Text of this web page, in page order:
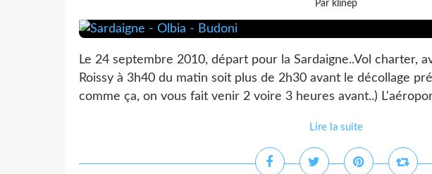
Par klinep
Le 24 septembre 2010, départ pour la Sardaigne..Vol charter,
Roissy à 3h40 du matin soit plus de 2h30 avant le décollage
comme ça, on vous fait venir 2 voire 3 heures avant..)
Lire la suite